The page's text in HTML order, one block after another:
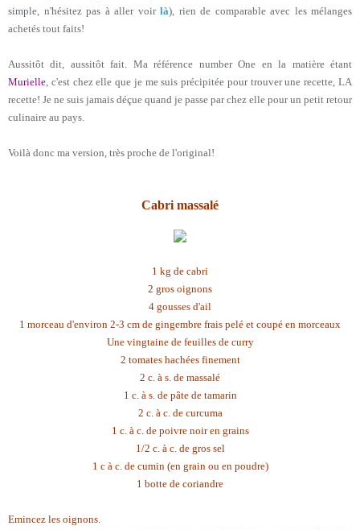
simple, n'hésitez pas à aller voir là) , rien de comparable avec les mélanges
achetés tout faits!
Aussitôt dit, aussitôt fait. Ma référence number One en la matière étant
Murielle , c'est chez elle que je me suis précipitée pour trouver une recette, LA
recette! Je ne suis jamais déçue quand je passe par chez elle pour un petit retour
culinaire au pays.
Voilà donc ma version, très proche de l'original!
Cabri massalé
1 kg de cabri
2 gros oignons
4 gousses d'ail
1 morceau d'environ 2-3 cm de gingembre frais pelé et coupé en morceaux
Une vingtaine de feuilles de curry
2 tomates hachées finement
2 c. à s. de massalé
1 c. à s. de pâte de tamarin
2 c. à c. de curcuma
1 c. à c. de poivre noir en grains
1/2 c. à c. de gros sel
1 c à c. de cumin (en grain ou en poudre)
1 botte de coriandre
Emincez les oignons.